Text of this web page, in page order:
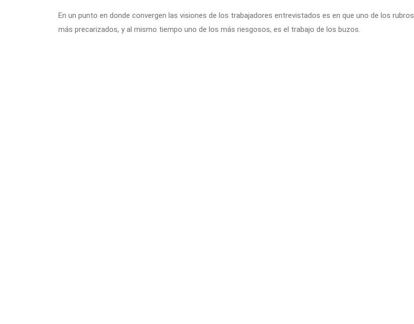
En un punto en donde convergen las visiones de los trabajadores entrevistados es en que uno de los rubros
más precarizados, y al mismo tiempo uno de los más riesgosos, es el trabajo de los buzos.